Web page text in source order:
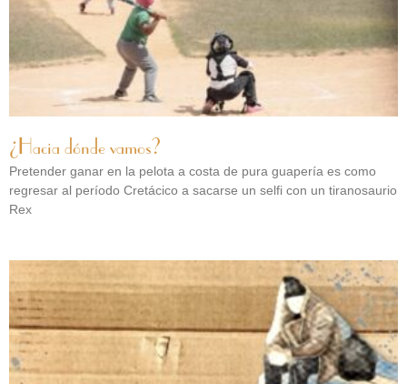
¿Hacia dónde vamos?
Pretender ganar en la pelota a costa de pura guapería es como
regresar al período Cretácico a sacarse un selfi con un tiranosaurio
Rex